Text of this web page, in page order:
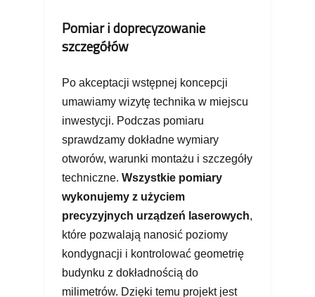
Pomiar i doprecyzowanie
szczegółów
Po akceptacji wstępnej koncepcji
umawiamy wizytę technika w miejscu
inwestycji. Podczas pomiaru
sprawdzamy dokładne wymiary
otworów, warunki montażu i szczegóły
techniczne. Wszystkie pomiary
wykonujemy z użyciem
precyzyjnych urządzeń laserowych,
które pozwalają nanosić poziomy
kondygnacji i kontrolować geometrię
budynku z dokładnością do
milimetrów. Dzięki temu projekt jest